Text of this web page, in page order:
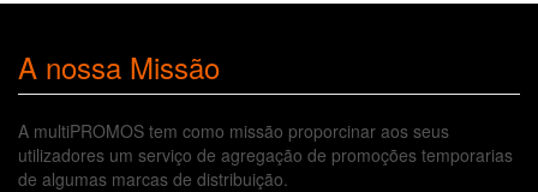
A nossa Missão
A multiPROMOS tem como missão proporcinar aos seus
utilizadores um serviço de agregação de promoções temporarias
de algumas marcas de distribuição.